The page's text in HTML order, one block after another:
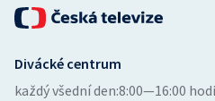
Divácké centrum
každý všední den:8:00—16:00